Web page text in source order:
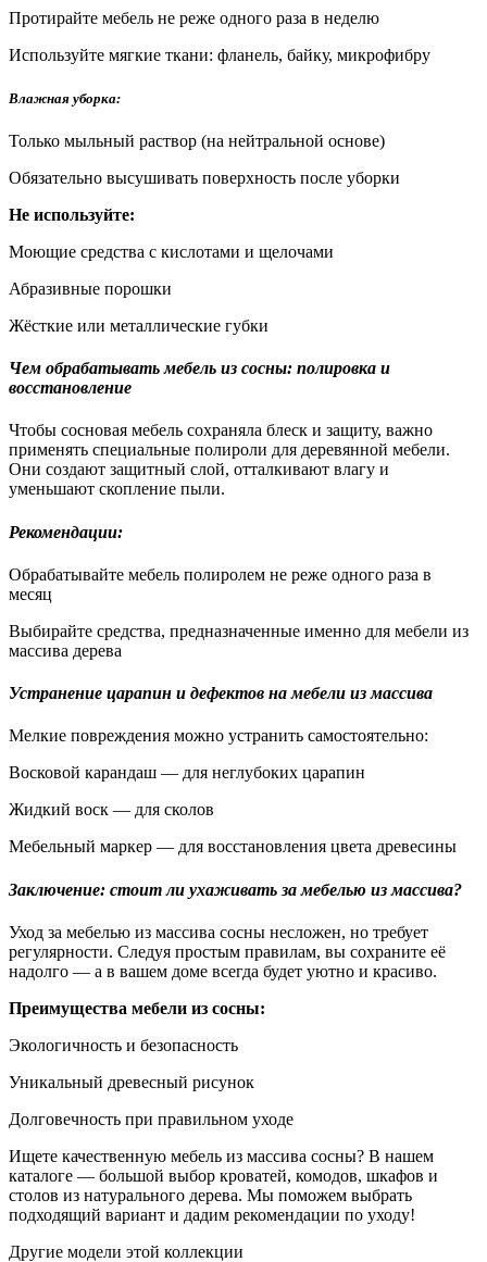
Протирайте мебель не реже одного раза в неделю
Используйте мягкие ткани: фланель, байку, микрофибру
Влажная уборка:
Только мыльный раствор (на нейтральной основе)
Обязательно высушивать поверхность после уборки
Не используйте:
Моющие средства с кислотами и щелочами
Абразивные порошки
Жёсткие или металлические губки
Чем обрабатывать мебель из сосны: полировка и
восстановление
Чтобы сосновая мебель сохраняла блеск и защиту, важно
применять специальные полироли для деревянной мебели.
Они создают защитный слой, отталкивают влагу и
уменьшают скопление пыли.
Рекомендации:
Обрабатывайте мебель полиролем не реже одного раза в
месяц
Выбирайте средства, предназначенные именно для мебели из
массива дерева
Устранение царапин и дефектов на мебели из массива
Мелкие повреждения можно устранить самостоятельно:
Восковой карандаш — для неглубоких царапин
Жидкий воск — для сколов
Мебельный маркер — для восстановления цвета древесины
Заключение: стоит ли ухаживать за мебелью из массива?
Уход за мебелью из массива сосны несложен, но требует
регулярности. Следуя простым правилам, вы сохраните её
надолго — а в вашем доме всегда будет уютно и красиво.
Преимущества мебели из сосны:
Экологичность и безопасность
Уникальный древесный рисунок
Долговечность при правильном уходе
Ищете качественную мебель из массива сосны? В нашем
каталоге — большой выбор кроватей, комодов, шкафов и
столов из натурального дерева. Мы поможем выбрать
подходящий вариант и дадим рекомендации по уходу!
Другие модели этой коллекции